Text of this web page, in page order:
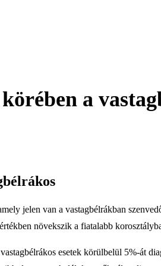
a
jelen van a vastagbélrákban
növekszik a fiatalabb
esetek körülbelül 5%-át